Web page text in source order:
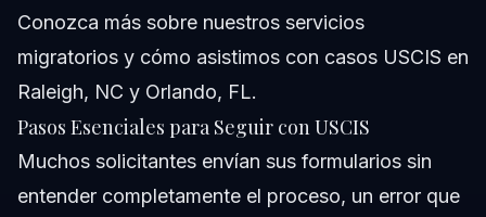
Conozca más sobre nuestros servicios
migratorios y cómo asistimos con casos USCIS en
Raleigh, NC y Orlando, FL.
Pasos Esenciales para Seguir con USCIS
Muchos solicitantes envían sus formularios sin
entender completamente el proceso, un error que